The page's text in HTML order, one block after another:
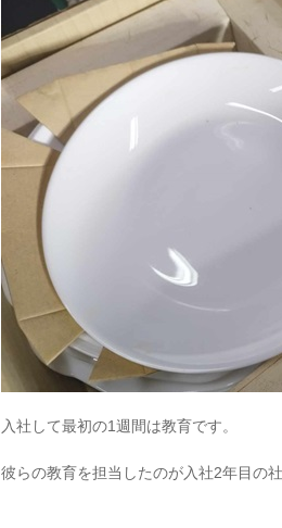
入社して最初の1週間は教育です。
彼らの教育を担当したのが入社2年目の社